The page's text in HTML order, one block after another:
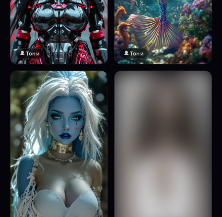
Тони Тони